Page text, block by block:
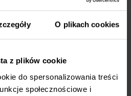
O plikach cookies
z plików cookie
do spersonalizowania treści
społecznościowe i